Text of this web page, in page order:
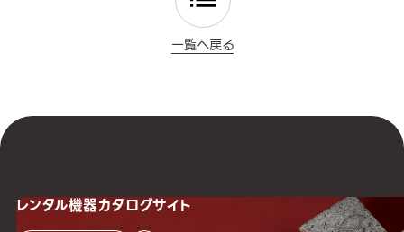
一覧へ戻る
レンタル機器カタログサイト